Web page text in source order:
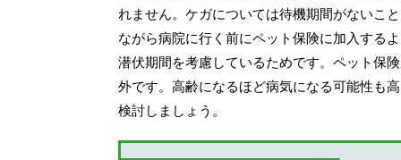
れません。ケガについては待機期間がないこ
ながら病院に行く前にペット保険に加入する
潜伏期間を考慮しているためです。ペット保
外です。高齢になるほど病気になる可能性も
検討しましょう。